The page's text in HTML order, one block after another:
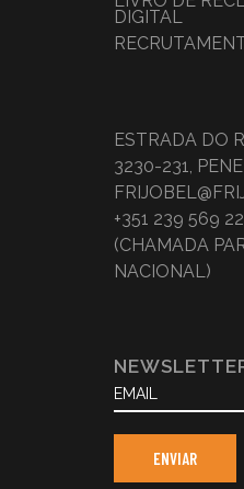
DIGITAL
ESTRADA DO
3230-231,
+351 239 569
(CHAMADA
NACIONAL)